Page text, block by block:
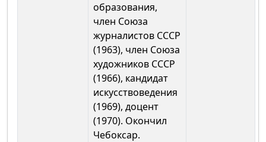
образования,
член Союза
журналистов СССР
(1963), член Союза
художников СССР
(1966), кандидат
искусствоведения
(1969), доцент
(1970). Окончил
Чебоксар.